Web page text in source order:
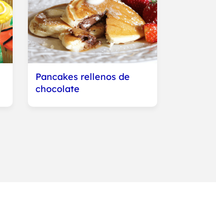
Pancakes rellenos de
chocolate